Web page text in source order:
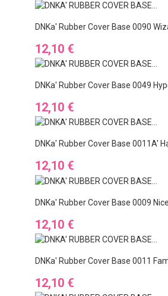
DNKa' Rubber Cover Base 0090
Preis
12,10 €
DNKa' Rubber Cover Base 0049
Preis
12,10 €
DNKa' Rubber Cover Base 0011A'
Preis
12,10 €
DNKa' Rubber Cover Base 0009
Preis
12,10 €
DNKa' Rubber Cover Base 0011
Preis
12,10 €